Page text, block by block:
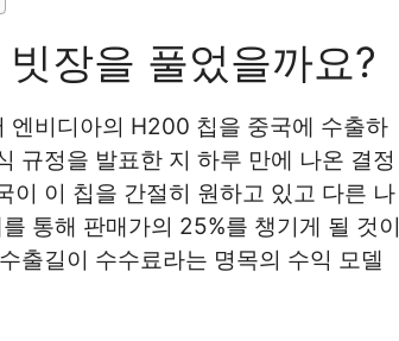
장을 풀었을까요?
엔비디아의 H200 칩을 중국에 수출하
규정을 발표한 지 하루 만에 나온 결정
이 이 칩을 간절히 원하고 있고 다른 나
통해 판매가의 25%를 챙기게 될 것이
출길이 수수료라는 명목의 수익 모델